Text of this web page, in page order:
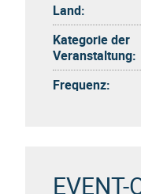
Land:
Kategorie der
Veranstaltung:
Frequenz:
EVENT-